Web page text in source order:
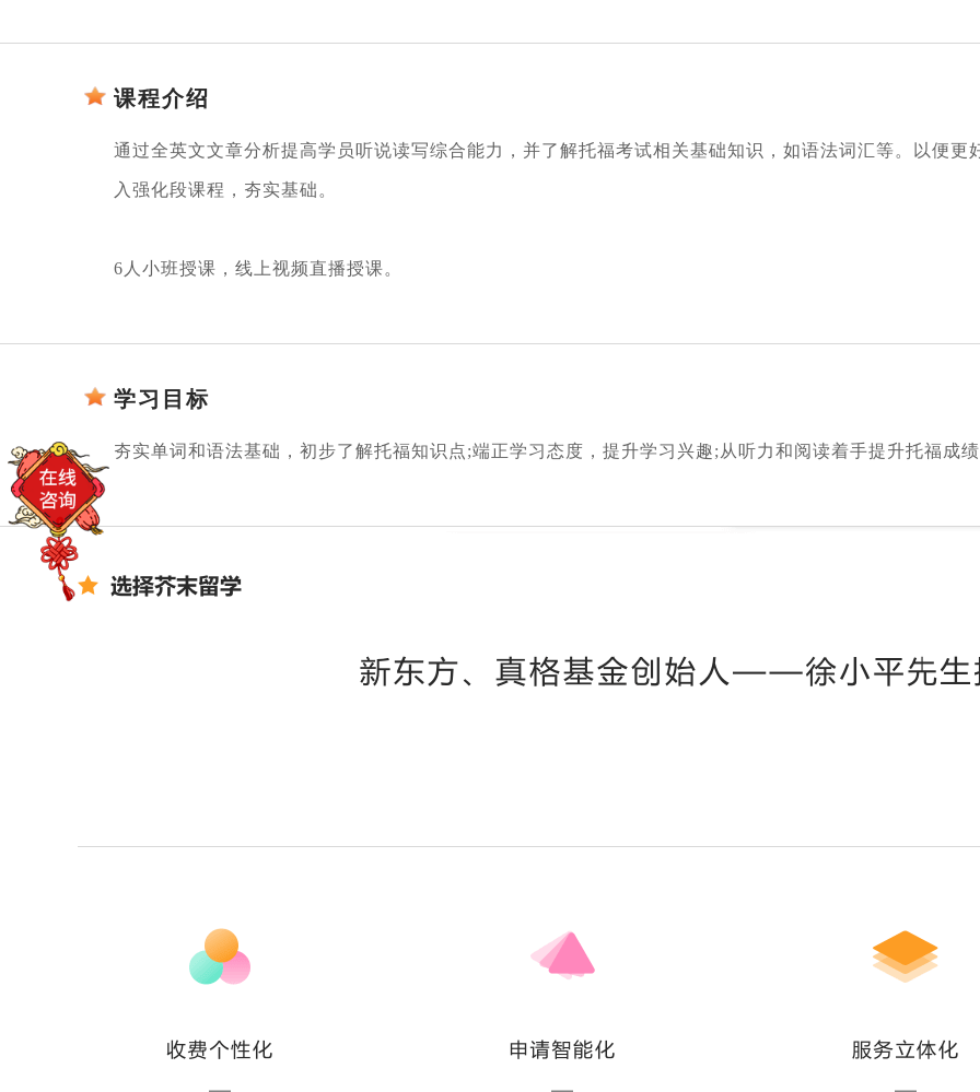
课程介绍
通过全英文文章分析提高学员听说读写综合能力，并了解托福考试相关基础知识，如语法词汇等。以便更
入强化段课程，夯实基础。
6人小班授课，线上视频直播授课。
学习目标
夯实单词和语法基础，初步了解托福知识点;端正学习态度，提升学习兴趣;从听力和阅读着手提升托福成绩